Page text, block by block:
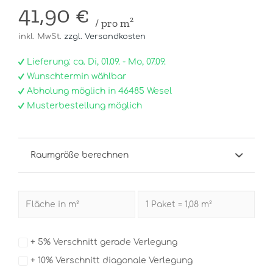
41,90 € / pro m²
inkl. MwSt. zzgl. Versandkosten
Lieferung: ca. Di, 01.09. - Mo, 07.09.
Wunschtermin wählbar
Abholung möglich in 46485 Wesel
Musterbestellung möglich
Raumgröße berechnen
+ 5% Verschnitt gerade Verlegung
+ 10% Verschnitt diagonale Verlegung